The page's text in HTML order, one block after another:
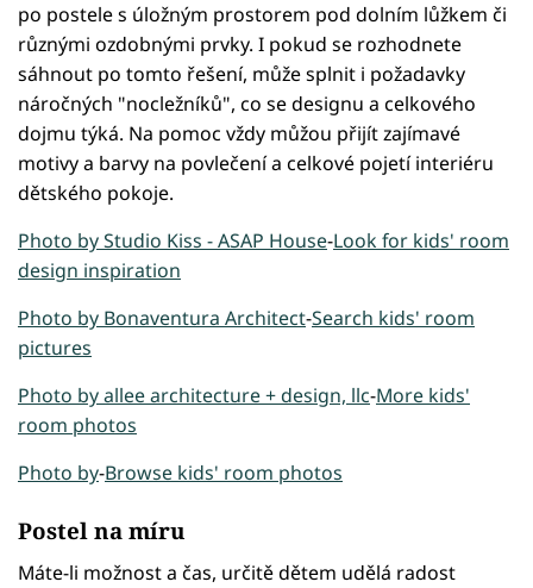
po postele s úložným prostorem pod dolním lůžkem či
různými ozdobnými prvky. I pokud se rozhodnete
sáhnout po tomto řešení, může splnit i požadavky
náročných "nocležníků", co se designu a celkového
dojmu týká. Na pomoc vždy můžou přijít zajímavé
motivy a barvy na povlečení a celkové pojetí interiéru
dětského pokoje.
Photo by Studio Kiss - ASAP House-Look for kids' room
design inspiration
Photo by Bonaventura Architect-Search kids' room
pictures
Photo by allee architecture + design, llc-More kids'
room photos
Photo by-Browse kids' room photos
Postel na míru
Máte-li možnost a čas, určitě dětem udělá radost